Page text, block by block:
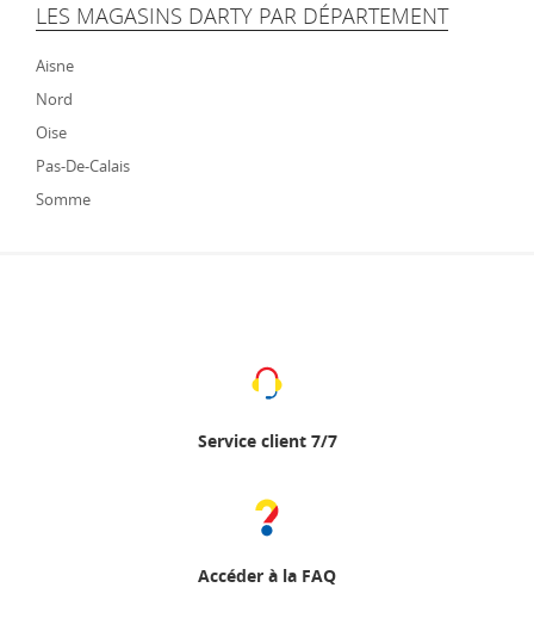
LES MAGASINS DARTY PAR DÉPARTEMENT
Aisne
Nord
Oise
Pas-De-Calais
Somme
Service client 7/7
Accéder à la FAQ